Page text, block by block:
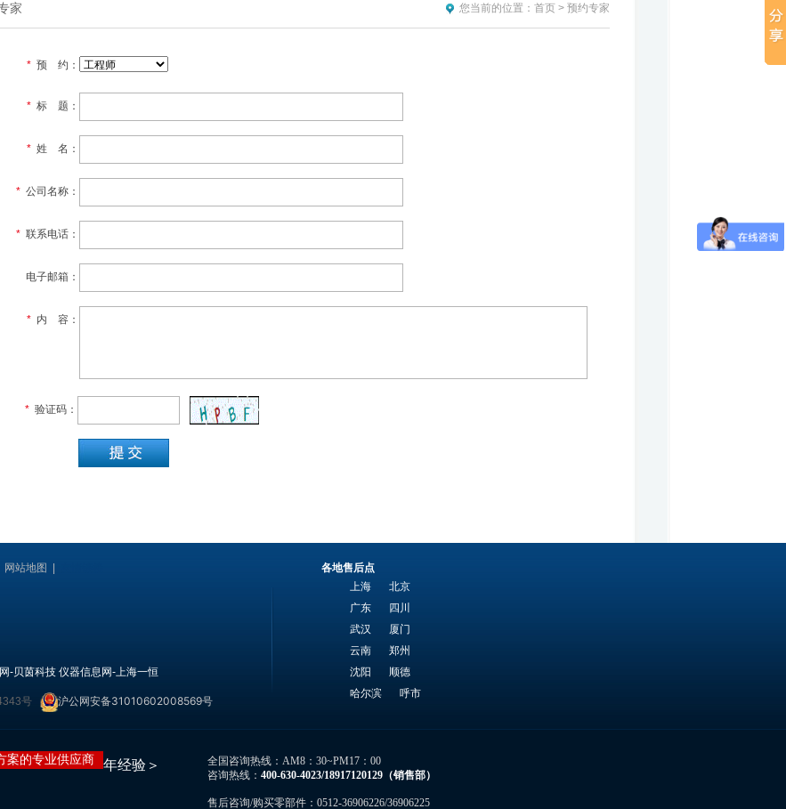
家 您当前的位置： 首页 > 预约专家
* 预 约：
* 标 题：
* 姓 名：
* 公司名称：
* 联系电话：
电子邮箱：
* 内 容：
* 验证码：
网站地图
-贝茵科技 仪器信息网-上海一恒
号 沪公网安备31010602008569号
各地售后点
上海
北京
广东
四川
武汉
厦门
云南
郑州
沈阳
顺德
哈尔滨
呼市
案的专业供应商 年经验＞
全国咨询热线：AM8：30~PM17：00
咨询热线： 400-630-4023/18917120129（销售部）
售后咨询/购买零部件：0512-36906226/36906225